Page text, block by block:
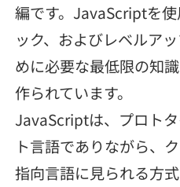
新卒エージェント
イベント・セミナー
インタビュー
就活成功ガイド
4択課題
ナレッジ
リファレンス
プラン
SQL
評価結果一覧
メディア
paiza times
note
編です。JavaScriptを
ック、およびレベルア
めに必要な最低限の知
作られています。
JavaScriptは、プロト
ト言語でありながら、
指向言語に見られる方